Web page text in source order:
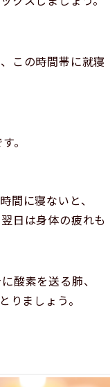
この時間帯に就寝
。
間に寝ないと、
日は身体の疲れも
酸素を送る肺、
りましょう。